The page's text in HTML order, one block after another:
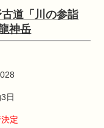
古道「川の参詣
神岳
日
定